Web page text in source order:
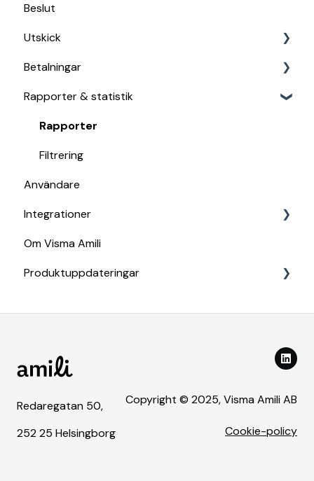
Kom igång i Bokföring & Fakturering i Spiris
Kom igång i Amili Ease
Kom igång i Amili Create
Kom igång i Amili via Inexchange
Hitta ärende
Ärendevyn
Åtgärder
Amorteringsplan
Tickets
Beslut
Utskick
Utskick & distribution
Betalningar
Betalningar
Kostnader
Rapporter & statistik
Rapporter
Filtrering
Användare
Integrationer
Amili AutoCollect | Visma Net
Inexchange
Om Visma Amili
Produktuppdateringar
Redaregatan 50,
252 25 Helsingborg
Copyright © 2025, Visma Amili AB
Cookie-policy